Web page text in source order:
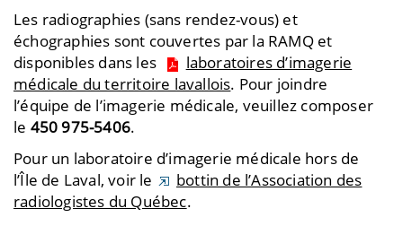
Les radiographies (sans rendez-vous) et
échographies sont couvertes par la RAMQ et
disponibles dans les
laboratoires d’imagerie
médicale du territoire lavallois. Pour joindre
l’équipe de l’imagerie médicale, veuillez composer
le 450 975-5406.
Pour un laboratoire d’imagerie médicale hors de
l’Île de Laval, voir le
bottin de l’Association des
radiologistes du Québec.